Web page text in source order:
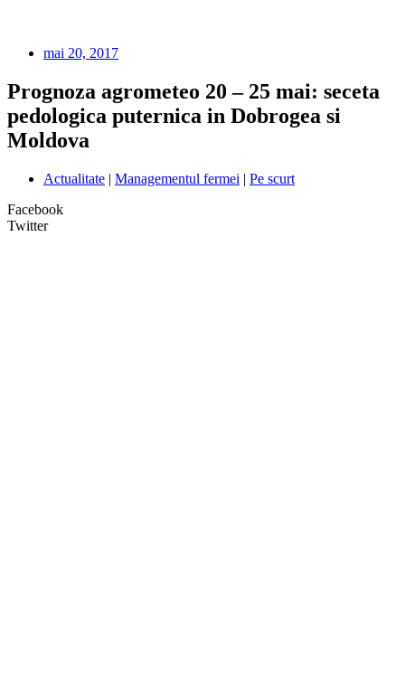
mai 20, 2017
Prognoza agrometeo 20 – 25 mai: seceta
pedologica puternica in Dobrogea si
Moldova
Actualitate | Managementul fermei | Pe scurt
Facebook
Twitter